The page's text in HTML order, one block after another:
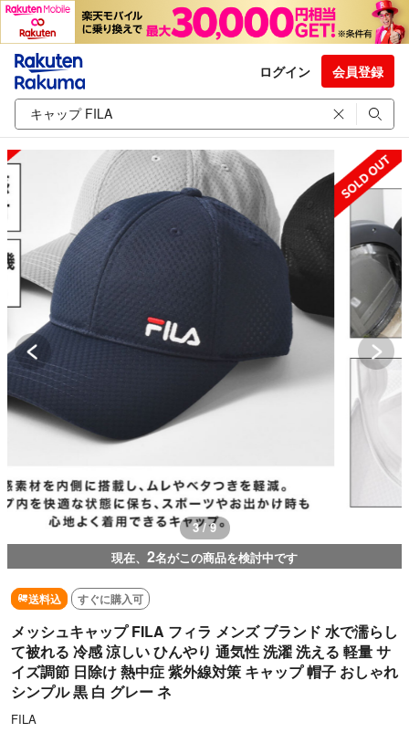
ログイン 会員登録
SOLD OUT
3 / 9
現在、 2名がこの商品を検討中です
送料込 すぐに購入可
メッシュキャップ FILA フィラ メンズ ブランド 水で濡らし
て被れる 冷感 涼しい ひんやり 通気性 洗濯 洗える 軽量 サ
イズ調節 日除け 熱中症 紫外線対策 キャップ 帽子 おしゃれ
シンプル 黒 白 グレー ネ
FILA